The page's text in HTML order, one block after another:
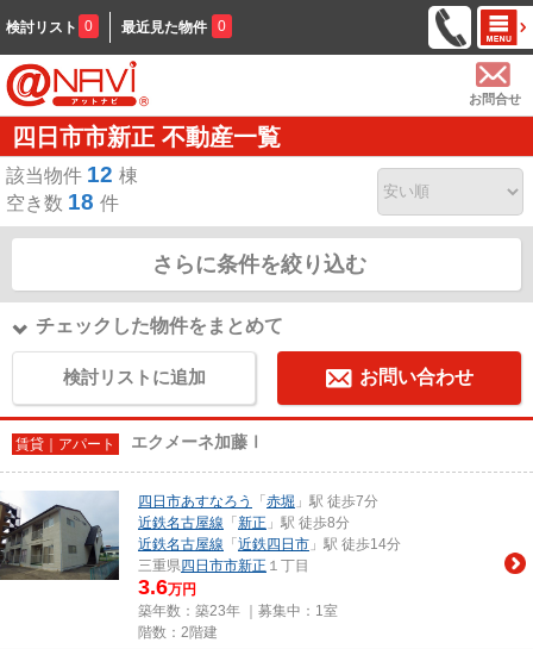
検討リスト 0 最近見た物件 0
お問合せ
四日市市新正 不動産一覧
該当物件 12 棟
空き数 18 件
さらに条件を絞り込む
チェックした物件をまとめて
検討リストに追加 お問い合わせ
賃貸｜アパート エクメーネ加藤Ⅰ
四日市あすなろう 「 赤堀 」駅 徒歩7分
近鉄名古屋線 「 新正 」駅 徒歩8分
近鉄名古屋線 「 近鉄四日市 」駅 徒歩14分
三重県四日市市新正 １丁目
3.6万円
築年数：築23年 ｜募集中： 1室
階数：2階建